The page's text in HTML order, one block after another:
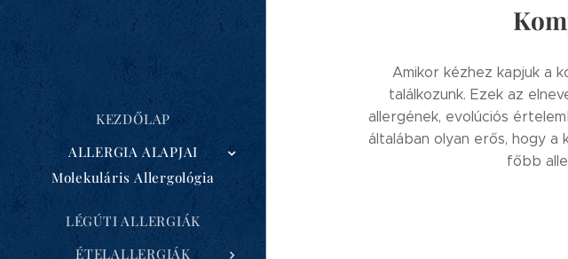
KEZDŐLAP
ALLERGIA ALAPJAI
Molekuláris Allergológia
LÉGÚTI ALLERGIÁK
ÉTELALLERGIÁK
Amikor kézhez kapjuk a
találkozunk. Ezek az
allergének, evolúciós
általában olyan erős, hogy
főbb